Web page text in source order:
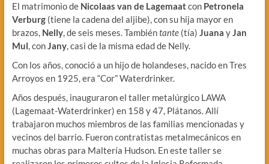
El matrimonio de Nicolaas van de Lagemaatcon Petronela
Verburg(tiene la cadena del aljibe), con su hija mayor en
brazos, Nelly, de seis meses. Tambiéntante(tía) Juana yJan
Mul, conJany, casi de la misma edad de Nelly.
Con los años, conoció a un hijo de holandeses, nacido en Tres
Arroyos en 1925, era “Cor” Waterdrinker.
Años después, inauguraron el taller metalúrgico LAWA
(Lagemaat-Waterdrinker) en 158 y 47, Plátanos. Allí
trabajaron muchos miembros de las familias mencionadas y
vecinos del barrio. Fueron contratistas metalmecánicos en
muchas obras para Maltería Hudson. En este taller se